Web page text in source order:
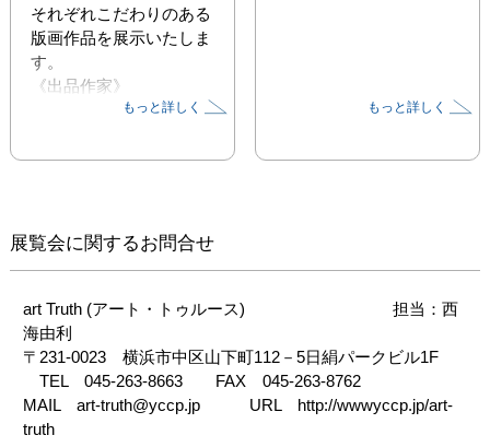
それぞれこだわりのある
版画作品を展示いたしま
す。
《出品作家》
内木場映子、田島惠美、
もっと詳しく もっと詳しく
展覧会に関するお問合せ
art Truth (アート・トゥルース)　　　　　　　　　担当：西
海由利
〒231-0023　横浜市中区山下町112－5日絹パークビル1F
TEL　045-263-8663　　FAX　045-263-8762
MAIL　art-truth@yccp.jp　　　URL　http://wwwyccp.jp/art-
truth